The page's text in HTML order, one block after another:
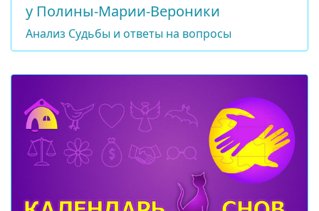
у Полины-Марии-Вероники
Анализ Судьбы и ответы на вопросы